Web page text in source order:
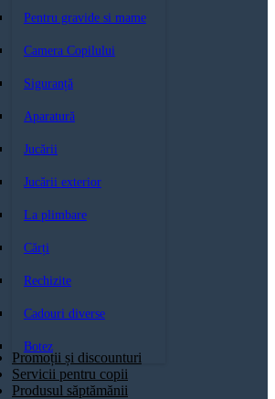
Pentru gravide si mame
Camera Copilului
Siguranță
Aparatură
Jucării
Jucării exterior
La plimbare
Cărți
Rechizite
Cadouri diverse
Botez
Promoții și discounturi
Servicii pentru copii
Produsul săptămănii